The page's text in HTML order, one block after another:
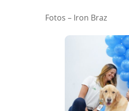
Fotos – Iron Braz